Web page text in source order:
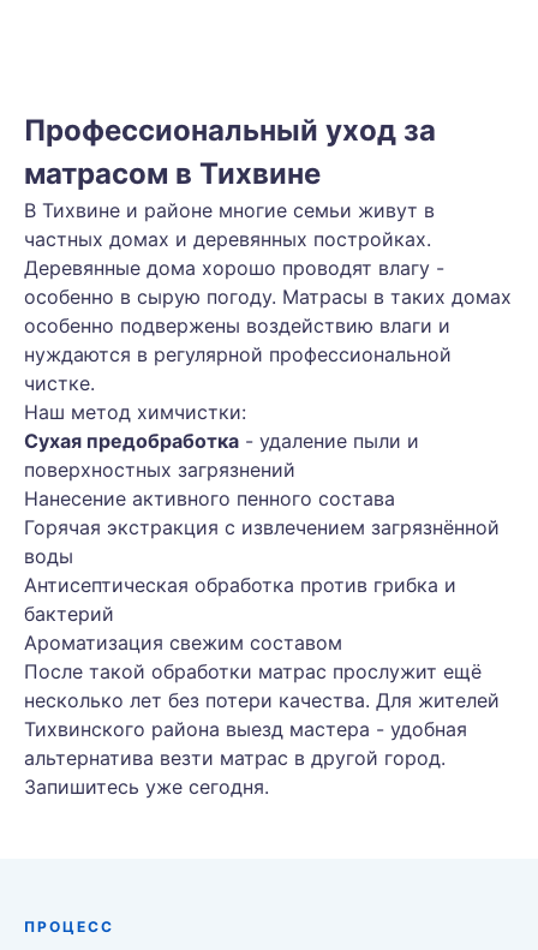
Профессиональный уход за
матрасом в Тихвине
В Тихвине и районе многие семьи живут в
частных домах и деревянных постройках.
Деревянные дома хорошо проводят влагу -
особенно в сырую погоду. Матрасы в таких домах
особенно подвержены воздействию влаги и
нуждаются в регулярной профессиональной
чистке.
Наш метод химчистки:
Сухая предобработка - удаление пыли и
поверхностных загрязнений
Нанесение активного пенного состава
Горячая экстракция с извлечением загрязнённой
воды
Антисептическая обработка против грибка и
бактерий
Ароматизация свежим составом
После такой обработки матрас прослужит ещё
несколько лет без потери качества. Для жителей
Тихвинского района выезд мастера - удобная
альтернатива везти матрас в другой город.
Запишитесь уже сегодня.
ПРОЦЕСС